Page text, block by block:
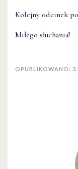
Kolejny odcinek
Miłego słuchania!
OPUBLIKOWANO: 3